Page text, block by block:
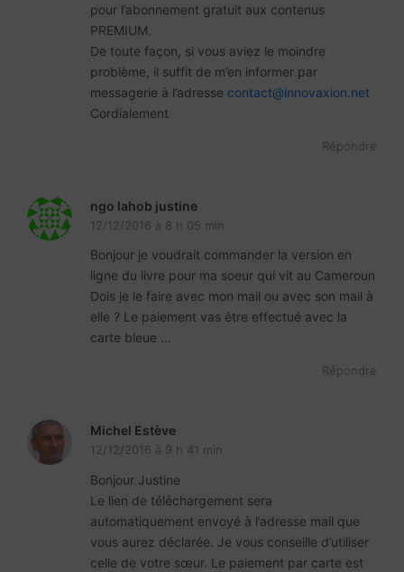
pour l’abonnement gratuit aux contenus
PREMIUM.
De toute façon, si vous aviez le moindre
problème, il suffit de m’en informer par
messagerie à l’adresse contact@innovaxion.net
Cordialement
Répondre
ngo lahob justine
12/12/2016 à 8 h 05 min
Bonjour je voudrait commander la version en
ligne du livre pour ma soeur qui vit au Cameroun
Dois je le faire avec mon mail ou avec son mail à
elle ? Le paiement vas être effectué avec la
carte bleue …
Répondre
Michel Estève
12/12/2016 à 9 h 41 min
Bonjour Justine
Le lien de téléchargement sera
automatiquement envoyé à l’adresse mail que
vous aurez déclarée. Je vous conseille d’utiliser
celle de votre sœur. Le paiement par carte est